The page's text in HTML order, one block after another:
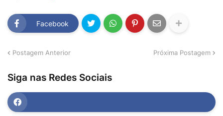
Facebook
Postagem Anterior Próxima Postagem
Siga nas Redes Sociais